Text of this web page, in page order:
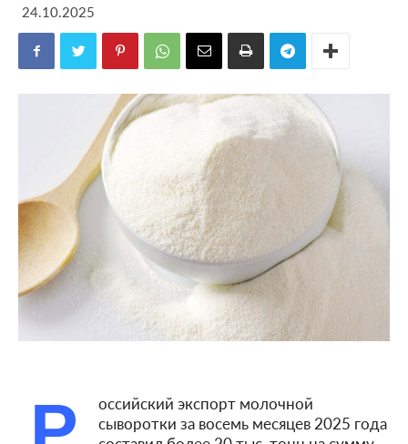
24.10.2025
оссийский экспорт молочной
сыворотки за восемь месяцев 2025 года